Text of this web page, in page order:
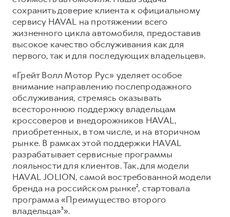
сохранить доверие клиента к официальному
сервису HAVAL на протяжении всего
жизненного цикла автомобиля, предоставив
высокое качество обслуживания как для
первого, так и для последующих владельцев».
«Грейт Волл Мотор Рус» уделяет особое
внимание направлению послепродажного
обслуживания, стремясь оказывать
всестороннюю поддержку владельцам
кроссоверов и внедорожников HAVAL,
приобретенных, в том числе, и на вторичном
рынке. В рамках этой поддержки HAVAL
разрабатывает сервисные программы
лояльности для клиентов. Так, для модели
HAVAL JOLION, самой востребованной модели
бренда на российском рынке², стартовала
программа «Преимущество второго
владельца»³».